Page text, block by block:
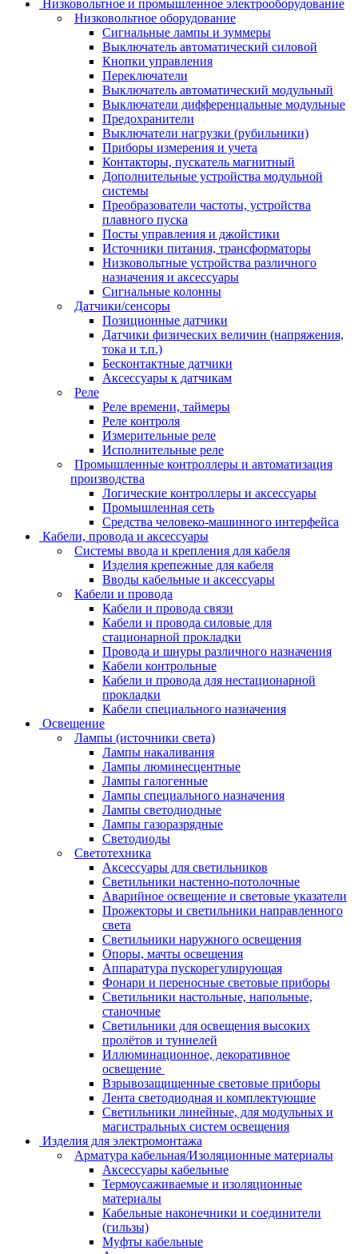
Низковольтное и промышленное электрооборудование
Низковольтное оборудование
Сигнальные лампы и зуммеры
Выключатель автоматический силовой
Кнопки управления
Переключатели
Выключатель автоматический модульный
Выключатели дифференцальные модульные
Предохранители
Выключатели нагрузки (рубильники)
Приборы измерения и учета
Контакторы, пускатель магнитный
Дополнительные устройства модульной
системы
Преобразователи частоты, устройства
плавного пуска
Посты управления и джойстики
Источники питания, трансформаторы
Низковольтные устройства различного
назначения и аксессуары
Сигнальные колонны
Датчики/сенсоры
Позиционные датчики
Датчики физических величин (напряжения,
тока и т.п.)
Бесконтактные датчики
Аксессуары к датчикам
Реле
Реле времени, таймеры
Реле контроля
Измерительные реле
Исполнительные реле
Промышленные контроллеры и автоматизация
производства
Логические контроллеры и аксессуары
Промышленная сеть
Средства человеко-машинного интерфейса
Кабели, провода и аксессуары
Системы ввода и крепления для кабеля
Изделия крепежные для кабеля
Вводы кабельные и аксессуары
Кабели и провода
Кабели и провода связи
Кабели и провода силовые для
стационарной прокладки
Провода и шнуры различного назначения
Кабели контрольные
Кабели и провода для нестационарной
прокладки
Кабели специального назначения
Освещение
Лампы (источники света)
Лампы накаливания
Лампы люминесцентные
Лампы галогенные
Лампы специального назначения
Лампы светодиодные
Лампы газоразрядные
Светодиоды
Светотехника
Аксессуары для светильников
Светильники настенно-потолочные
Аварийное освещение и световые указатели
Прожекторы и светильники направленного
света
Светильники наружного освещения
Опоры, мачты освещения
Аппаратура пускорегулирующая
Фонари и переносные световые приборы
Светильники настольные, напольные,
станочные
Светильники для освещения высоких
пролётов и туннелей
Иллюминационное, декоративное
освещение
Взрывозащищенные световые приборы
Лента светодиодная и комплектующие
Светильники линейные, для модульных и
магистральных систем освещения
Изделия для электромонтажа
Арматура кабельная/Изоляционные материалы
Аксессуары кабельные
Термоусаживаемые и изоляционные
материалы
Кабельные наконечники и соединители
(гильзы)
Муфты кабельные